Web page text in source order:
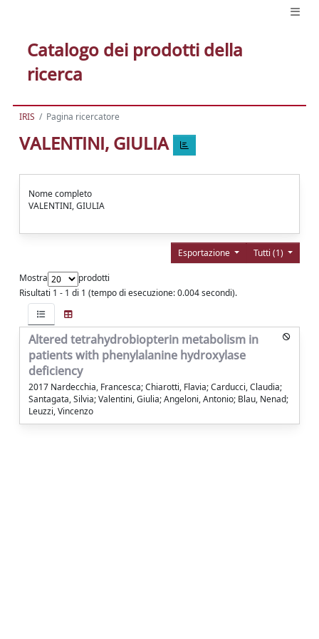
Catalogo dei prodotti della
ricerca
IRIS Pagina ricercatore
VALENTINI, GIULIA
Nome completo
VALENTINI, GIULIA
Tutti (1)
Esportazione
Mostra
prodotti
Risultati 1 - 1 di 1 (tempo di esecuzione: 0.004 secondi).
Altered tetrahydrobiopterin metabolism in
patients with phenylalanine hydroxylase
deficiency
2017 Nardecchia, Francesca; Chiarotti, Flavia; Carducci, Claudia;
Santagata, Silvia; Valentini, Giulia; Angeloni, Antonio; Blau, Nenad;
Leuzzi, Vincenzo